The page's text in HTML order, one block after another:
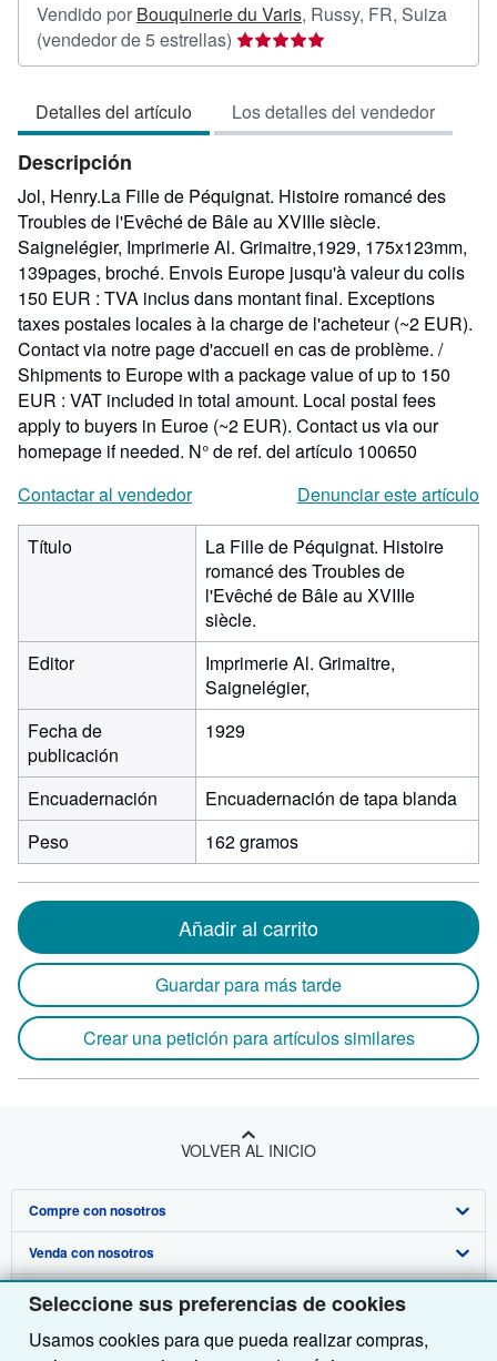
Seleccione sus preferencias de cookies
Usamos cookies para que pueda realizar compras,
Vendido por Bouquinerie du Varis, Russy, FR, Suiza
(vendedor de 5 estrellas) Calificación
del
5
de
estrellas
Detalles del artículo Los detalles del vendedor
Descripción
Jol, Henry.La Fille de Péquignat. Histoire romancé des
Troubles de l'Evêché de Bâle au XVIIIe siècle.
Saignelégier, Imprimerie Al. Grimaitre,1929, 175x123mm,
139pages, broché. Envois Europe jusqu'à valeur du colis
150 EUR : TVA inclus dans montant final. Exceptions
taxes postales locales à la charge de l'acheteur (~2 EUR).
Contact via notre page d'accueil en cas de problème. /
Shipments to Europe with a package value of up to 150
EUR : VAT included in total amount. Local postal fees
apply to buyers in Euroe (~2 EUR). Contact us via our
homepage if needed. N° de ref. del artículo 100650
Contactar al vendedor
Denunciar este artículo
Título
La Fille de Péquignat. Histoire
romancé des Troubles de
l'Evêché de Bâle au XVIIIe
siècle.
Editor
Imprimerie Al. Grimaitre,
Saignelégier,
Fecha de
publicación
1929
Encuadernación
Encuadernación de tapa blanda
Peso
162 gramos
Añadir al carrito
Guardar para más tarde
Crear una petición para artículos similares
VOLVER AL INICIO
Compre con nosotros
Búsqueda avanzada
Colecciones
Mi cuenta
Venda con nosotros
Comenzar a vender
Únase a nuestro programa de afiliados
Sobre nosotros
Sobre IberLibro
Obtener Ayuda